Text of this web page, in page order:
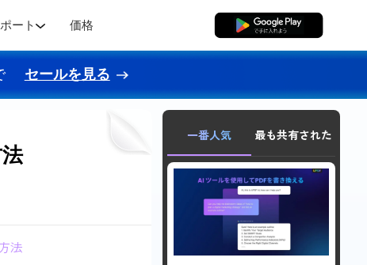
ート 価格 無料ダウンロード
セールを見る
法
一番人気 最も共有された